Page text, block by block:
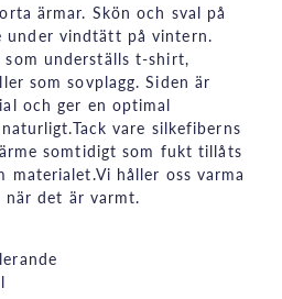
ärmar. Skön och sval på
under vindtätt på vintern.
som underställs t-shirt,
som sovplagg. Siden är
och ger en optimal
vare silkefiberns
somtidigt som fukt tillåts
håller oss varma
det är varmt.